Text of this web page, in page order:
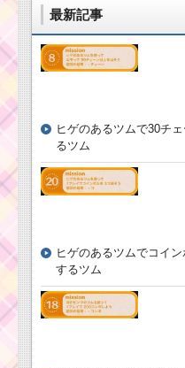
最新記事
ヒゲのあるツムで30チ
るツム
ヒゲのあるツムでコイ
するツム